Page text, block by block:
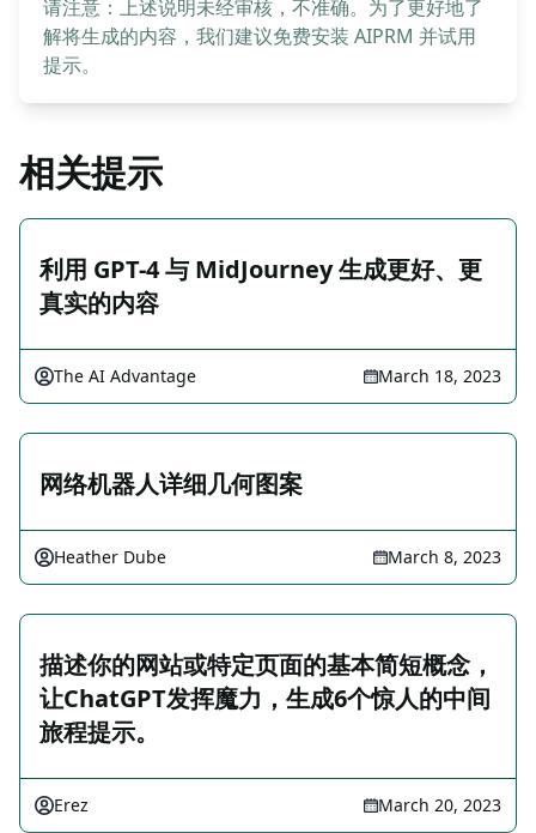
请注意：上述说明未经审核，不准确。为了更好地了
解将生成的内容，我们建议免费安装 AIPRM 并试用
提示。
相关提示
利用 GPT-4 与 MidJourney 生成更好、更
真实的内容
The AI Advantage March 18, 2023
网络机器人详细几何图案
Heather Dube March 8, 2023
描述你的网站或特定页面的基本简短概念，
让ChatGPT发挥魔力，生成6个惊人的中间
旅程提示。
Erez March 20, 2023